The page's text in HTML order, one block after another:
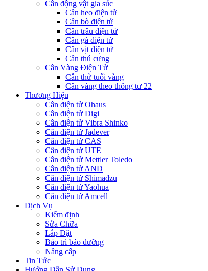
Cân động vật gia súc
Cân heo điện tử
Cân bò điện tử
Cân trâu điện tử
Cân gà điện tử
Cân vịt điện tử
Cân thú cưng
Cân Vàng Điện Tử
Cân thử tuổi vàng
Cân vàng theo thông tư 22
Thương Hiệu
Cân điện tử Ohaus
Cân điện tử Digi
Cân điện tử Vibra Shinko
Cân điện tử Jadever
Cân điện tử CAS
Cân điện tử UTE
Cân điện tử Mettler Toledo
Cân điện tử AND
Cân điện tử Shimadzu
Cân điện tử Yaohua
Cân điện tử Amcell
Dịch Vụ
Kiểm định
Sửa Chữa
Lắp Đặt
Bảo trì bảo dưỡng
Nâng cấp
Tin Tức